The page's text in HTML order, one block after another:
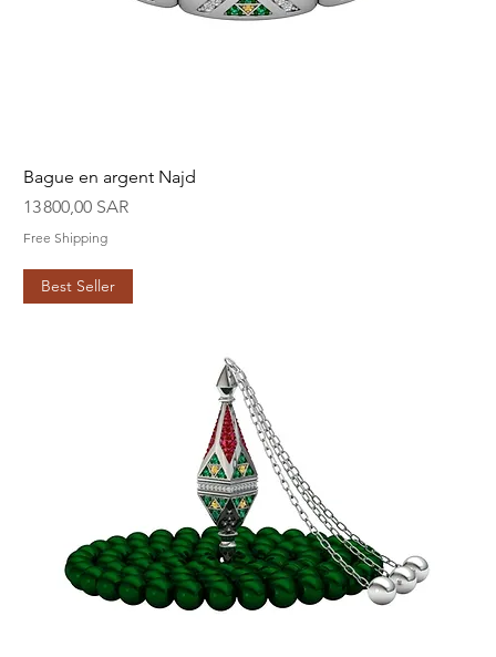
Bague en argent Najd
Prix
13 800,00 SAR
Free Shipping
Best Seller